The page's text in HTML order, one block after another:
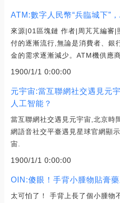
ATM:數字人民幣“兵臨城下”
來源|01區塊鏈 作者|周芃芃編審|
付的逐漸流行,無論是消費者、銀
金的需求逐漸減少。ATM機供應
1900/1/1 0:00:00
元宇宙:當互聯網社交遇見元
人工智能？
當互聯網社交遇見元宇宙,北京時
網語音社交平臺遇見星球官網顯
宙.
1900/1/1 0:00:00
OIN:傻眼！手背小腫物貼膏
太可怕了！ 手背上長了個小腫物